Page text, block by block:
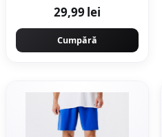
29,99 lei
Cumpără